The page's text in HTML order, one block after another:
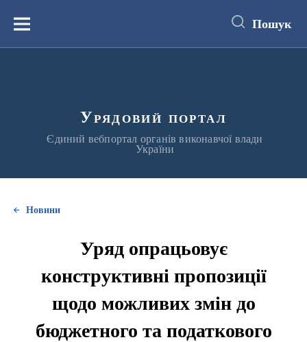
вмістуМеню Пошук
Урядовий портал
Єдиний вебпортал органів виконавчої влади
України
Новини
Уряд опрацьовує
конструктивні пропозиції
щодо можливих змін до
бюджетного та податкового